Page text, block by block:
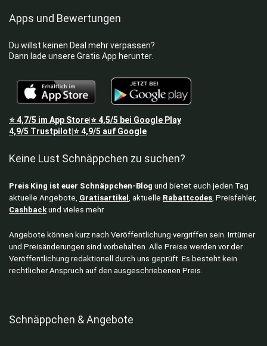
Apps und Bewertungen
Du willst keinen Deal mehr verpassen?
Dann lade unsere Gratis App herunter.
⭐4,7/5 im App Store⭐4,5/5 bei Google Play
4,9/5 Trustpilot ⭐4,9/5 auf Google
Keine Lust Schnäppchen zu suchen?
Preis King ist euer Schnäppchen-Blog und bietet euch jeden Tag
aktuelle Angebote, Gratisartikel , aktuelle Rabattcodes, Preisfehler,
Cashbackund vieles mehr.
Angebote können kurz nach Veröffentlichung vergriffen sein. Irrtümer
und Preisänderungen sind vorbehalten. Alle Preise werden vor der
Veröffentlichung redaktionell durch uns geprüft. Es besteht kein
rechtlicher Anspruch auf den ausgeschriebenen Preis.
Schnäppchen & Angebote